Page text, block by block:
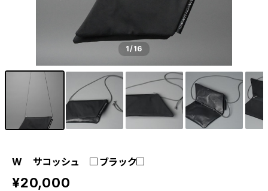
1/16
W サコッシュ □ブラック□
¥20,000